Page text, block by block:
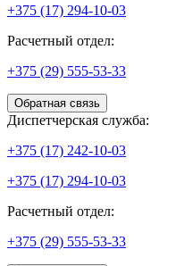
+375 (17) 294-10-03
Расчетный отдел:
+375 (29) 555-53-33
Обратная связь
Диспетчерская служба:
+375 (17) 242-10-03
+375 (17) 294-10-03
Расчетный отдел:
+375 (29) 555-53-33